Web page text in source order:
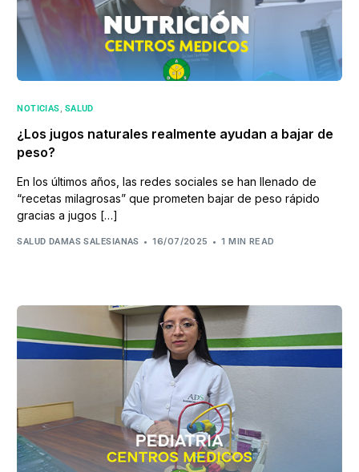
NOTICIAS, SALUD
¿Los jugos naturales realmente ayudan a bajar de
peso?
En los últimos años, las redes sociales se han llenado de
“recetas milagrosas” que prometen bajar de peso rápido
gracias a jugos […]
SALUD DAMAS SALESIANAS 16/07/2025 1 MIN READ